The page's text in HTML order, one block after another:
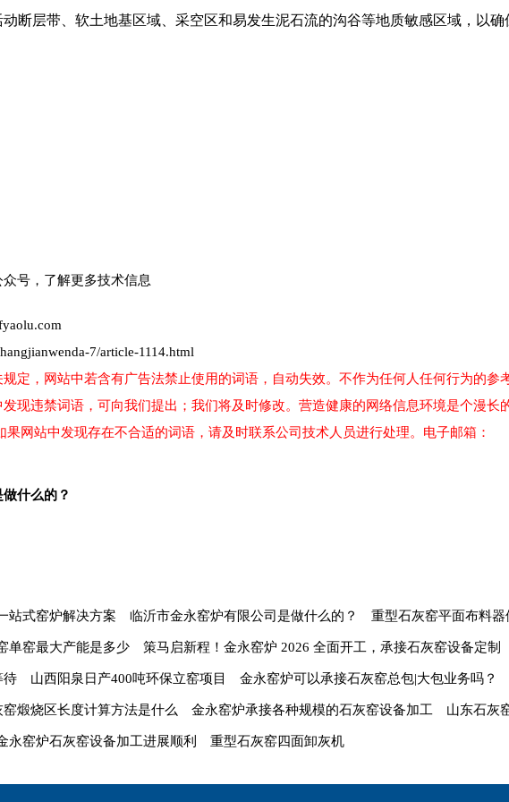
断层带、软土地基区域、采空区和易发生泥石流的沟谷等地质敏感区域，以确
号，了解更多技术信息
7/article-1114.html
定，网站中若含有广告法禁止使用的词语，自动失效。不作为任何人任何行为的参
现违禁词语，可向我们提出；我们将及时修改。营造健康的网络信息环境是个漫长
网站中发现存在不合适的词语，请及时联系公司技术人员进行处理。电子邮箱：
什么的？
站式窑炉解决方案
临沂市金永窑炉有限公司是做什么的？ 重型石灰窑平面布料器
单窑最大产能是多少 策马启新程！金永窑炉 2026 全面开工，承接石灰窑设备定制
待 山西阳泉日产400吨环保立窑项目 金永窑炉可以承接石灰窑总包|大包业务吗？
窑煅烧区长度计算方法是什么 金永窑炉承接各种规模的石灰窑设备加工 山东石灰
永窑炉石灰窑设备加工进展顺利 重型石灰窑四面卸灰机